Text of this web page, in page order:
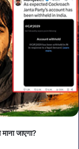
जाएगा?